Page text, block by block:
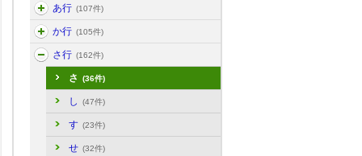
あ行 (107件)
か行 (105件)
さ行 (162件)
さ (36件)
し (47件)
す (23件)
せ (32件)